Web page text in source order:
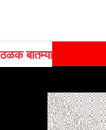
ठळक बातम्या